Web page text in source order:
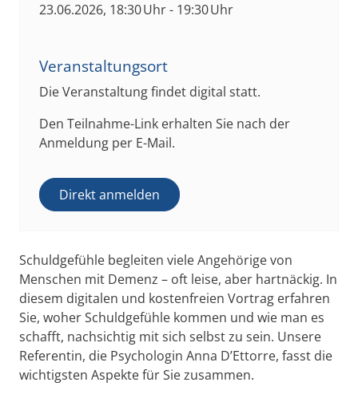
23.06.2026, 18:30 Uhr - 19:30 Uhr
Veranstaltungsort
Die Veranstaltung findet digital statt.
Den Teilnahme-Link erhalten Sie nach der
Anmeldung per E-Mail.
Direkt anmelden
Schuldgefühle begleiten viele Angehörige von
Menschen mit Demenz – oft leise, aber hartnäckig. In
diesem digitalen und kostenfreien Vortrag erfahren
Sie, woher Schuldgefühle kommen und wie man es
schafft, nachsichtig mit sich selbst zu sein. Unsere
Referentin, die Psychologin Anna D’Ettorre, fasst die
wichtigsten Aspekte für Sie zusammen.